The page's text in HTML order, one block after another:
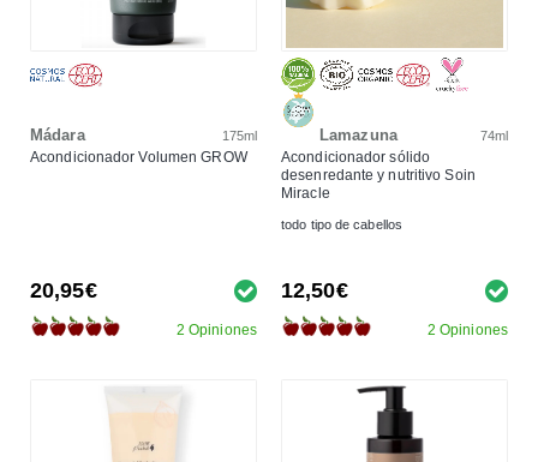
Mádara 175ml
Acondicionador Volumen GROW
20,95€
2 Opiniones
Lamazuna 74ml
Acondicionador sólido
desenredante y nutritivo Soin
Miracle
todo tipo de cabellos
12,50€
2 Opiniones